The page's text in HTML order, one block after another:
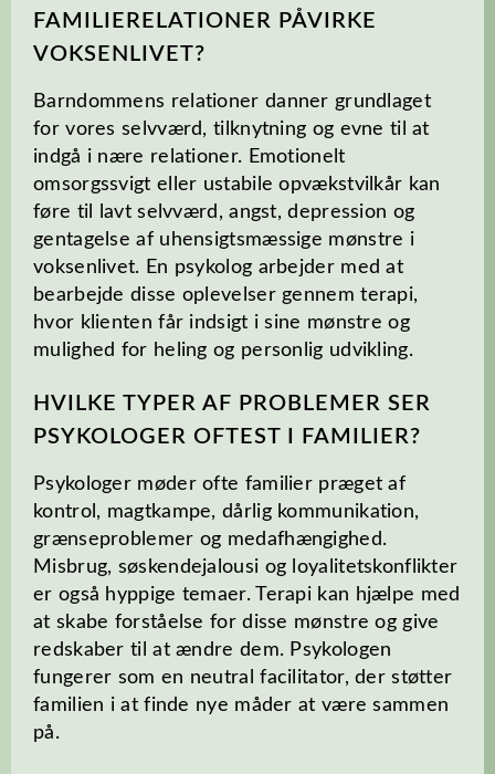
FAMILIERELATIONER PÅVIRKE
VOKSENLIVET?
Barndommens relationer danner grundlaget
for vores selvværd, tilknytning og evne til at
indgå i nære relationer. Emotionelt
omsorgssvigt eller ustabile opvækstvilkår kan
føre til lavt selvværd, angst, depression og
gentagelse af uhensigtsmæssige mønstre i
voksenlivet. En psykolog arbejder med at
bearbejde disse oplevelser gennem terapi,
hvor klienten får indsigt i sine mønstre og
mulighed for heling og personlig udvikling.
HVILKE TYPER AF PROBLEMER SER
PSYKOLOGER OFTEST I FAMILIER?
Psykologer møder ofte familier præget af
kontrol, magtkampe, dårlig kommunikation,
grænseproblemer og medafhængighed.
Misbrug, søskendejalousi og loyalitetskonflikter
er også hyppige temaer. Terapi kan hjælpe med
at skabe forståelse for disse mønstre og give
redskaber til at ændre dem. Psykologen
fungerer som en neutral facilitator, der støtter
familien i at finde nye måder at være sammen
på.